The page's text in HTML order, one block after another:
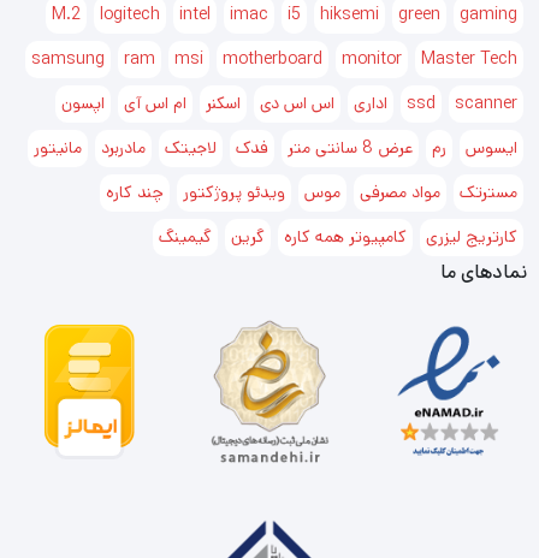
gaming
green
hiksemi
i5
imac
intel
logitech
M.2
Master Tech
monitor
motherboard
msi
ram
samsung
scanner
ssd اداری اس اس دی اسکنر ام اس آی
اپسون
ایسوس
رم عرض 8 سانتی متر فدک لاجیتک مادربرد
مانیتور
مسترتک
مواد مصرفی موس ویدئو پروژکتور
چند کاره
کارتریج لیزری
کامپیوتر همه کاره گرین گیمینگ
نمادهای ما